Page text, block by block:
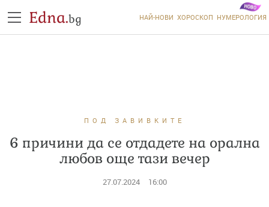
Edna.bg НАЙ-НОВИ ХОРОСКОП НУМЕРОЛОГИЯ
ПОД ЗАВИВКИТЕ
6 причини да се отдадете на орална
любов още тази вечер
27.07.2024 16:00